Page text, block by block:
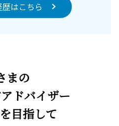
はこちら
まの
アドバイザー
目指して